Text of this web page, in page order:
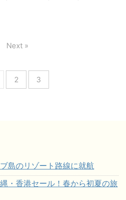
2 3
Next »
島のリゾート路線に就航
・香港セール！春から初夏の旅